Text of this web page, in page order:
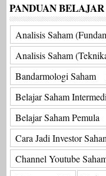
PANDUAN
Analisis Saham
Analisis Saham
Bandarmologi Saham
Belajar Saham
Belajar Saham Pemula
Cara Jadi Investor
Channel Youtube